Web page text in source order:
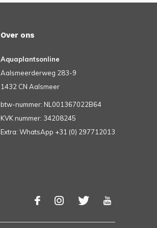
Over ons
Aquaplantsonline
Aalsmeerderweg 283-9
1432 CN Aalsmeer
btw-nummer: NL001367022B64
KVK nummer: 34208245
Extra: WhatsApp +31 (0) 297712013